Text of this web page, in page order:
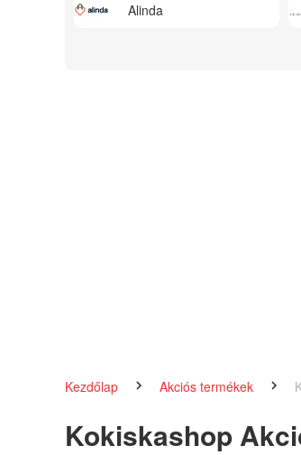
Alinda
Kezdőlap Akciós termékek
Kokiskashop